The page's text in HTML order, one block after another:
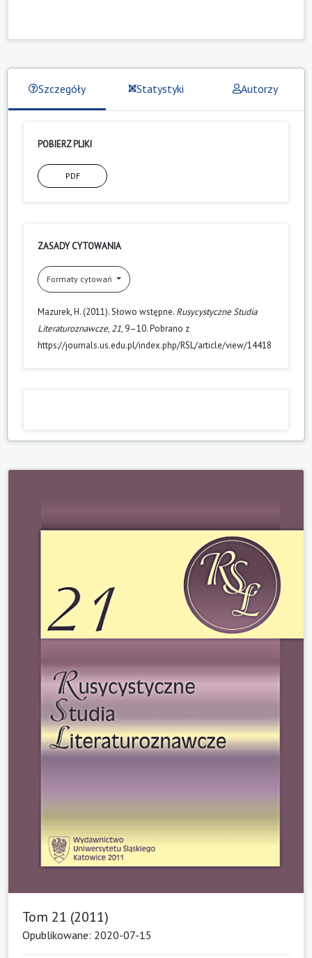
Szczegóły Statystyki Autorzy
POBIERZ PLIKI
PDF
ZASADY CYTOWANIA
Formaty cytowań
Mazurek, H. (2011). Słowo wstępne. Rusycystyczne Studia
Literaturoznawcze, 21, 9–10. Pobrano z
https://journals.us.edu.pl/index.php/RSL/article/view/14418
Tom 21 (2011)
Opublikowane: 2020-07-15